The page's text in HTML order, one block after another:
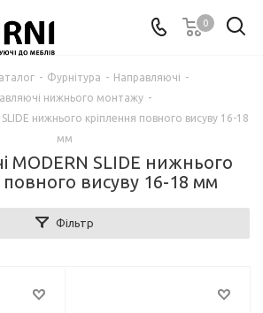
0
- Фурнітура - Направляючі -
нижнього монтажу -
нижнього кріплення повного висуву 16-18
мм
MODERN SLIDE нижнього
повного висуву 16-18 мм
Фільтр